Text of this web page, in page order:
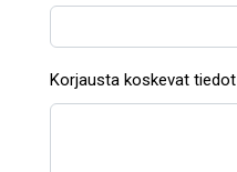
Korjausta koskevat tiedot